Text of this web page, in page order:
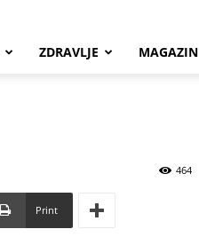
ZDRAVLJE MAGAZIN
464
Print